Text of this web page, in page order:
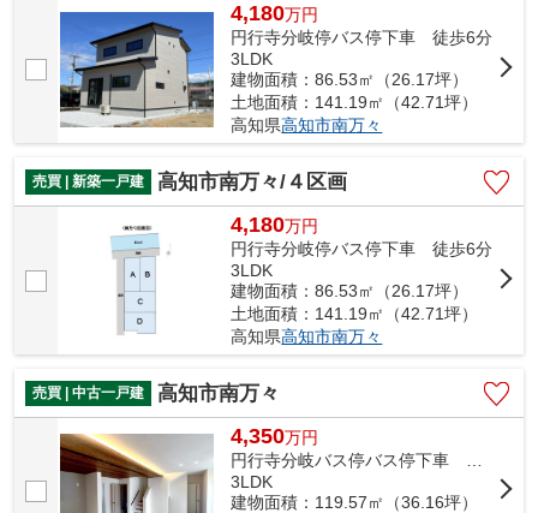
4,180万円
円行寺分岐停バス停下車 徒歩6分
3LDK
建物面積：86.53㎡（26.17坪）
土地面積：141.19㎡（42.71坪）
高知県高知市南万々
売買 | 新築一戸建 高知市南万々/４区画
4,180万円
円行寺分岐停バス停下車 徒歩6分
3LDK
建物面積：86.53㎡（26.17坪）
土地面積：141.19㎡（42.71坪）
高知県高知市南万々
売買 | 中古一戸建 高知市南万々
4,350万円
3LDK
建物面積：119.57㎡（36.16坪）